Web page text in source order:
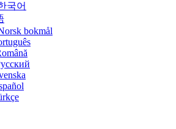
국어
bokmål